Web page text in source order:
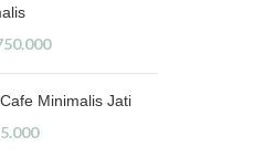
Minimalis Jati